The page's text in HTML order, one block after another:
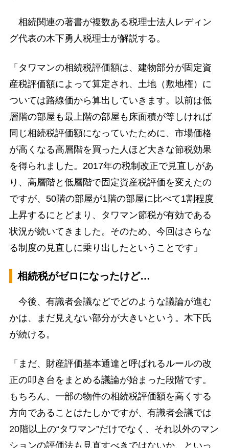
相続関連の著書が複数ある税理士法人レディン
グ代表の木下勇人税理士が解説する。
「タワマンの相続税評価額は、建物部分が固定資
産税評価額によって算定され、土地（敷地権）に
ついては路線価から算出していきます。以前は低
層階の部屋も最上階の部屋も床面積が等しければ
同じ相続税評価額になっていたために、市場価格
が高くなる高層階を買った人ほど大きな節税効果
を得られました。2017年の税制改正で見直しがあ
り、高層階と低層階で固定資産税評価を変えたの
ですが、50階の部屋が1階の部屋に比べて1割程度
上昇するにとどまり、タワマン節税が有効である
状況が続いてきました。そのため、今回はさらな
る制度の見直しに乗り出したということです」
相続税がゼロになったけど…
今後、有識者会議などでどのような議論が進む
かは、まだ見えない部分が大きいという。木下氏
が続ける。
「まだ、財産評価基本通達と呼ばれるルールの改
正の叩き台をまとめる議論が始まった段階です。
もちろん、一部の物件の相続税評価額を高くする
方向であることはたしかですが、有識者会議では
20階以上の“タワマン”だけでなく、それ以外のマン
ションの評価法も見直すべきではないか、といっ